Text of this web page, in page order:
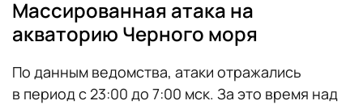
Массированная атака на
акваторию Черного моря
По данным ведомства, атаки отражались
в период с 23:00 до 7:00 мск. За это время над